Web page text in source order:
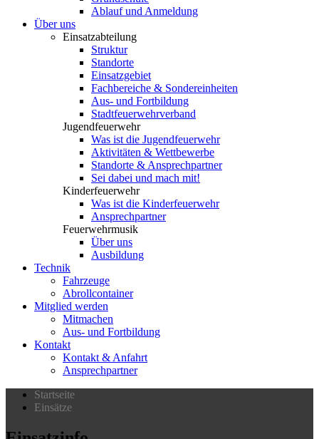
Ablauf und Anmeldung
Über uns
Einsatzabteilung
Struktur
Standorte
Einsatzgebiet
Fachbereiche & Sondereinheiten
Aus- und Fortbildung
Stadtfeuerwehrverband
Jugendfeuerwehr
Was ist die Jugendfeuerwehr
Aktivitäten & Wettbewerbe
Standorte & Ansprechpartner
Sei dabei und mach mit!
Kinderfeuerwehr
Was ist die Kinderfeuerwehr
Ansprechpartner
Feuerwehrmusik
Über uns
Ausbildung
Technik
Fahrzeuge
Abrollcontainer
Mitglied werden
Mitmachen
Aus- und Fortbildung
Kontakt
Kontakt & Anfahrt
Ansprechpartner
Startseite
Einsätze